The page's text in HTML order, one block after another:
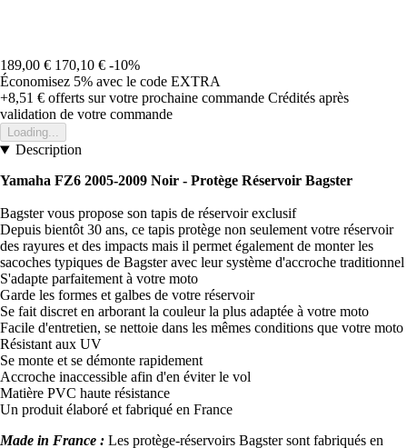
189,00 € 170,10 € -10%
Économisez 5% avec le code EXTRA
+8,51 € offerts sur votre prochaine commande Crédités après
validation de votre commande
Loading...
Description
Yamaha FZ6 2005-2009 Noir - Protège Réservoir Bagster
Bagster vous propose son tapis de réservoir exclusif
Depuis bientôt 30 ans, ce tapis protège non seulement votre réservoir
des rayures et des impacts mais il permet également de monter les
sacoches typiques de Bagster avec leur système d'accroche traditionnel
S'adapte parfaitement à votre moto
Garde les formes et galbes de votre réservoir
Se fait discret en arborant la couleur la plus adaptée à votre moto
Facile d'entretien, se nettoie dans les mêmes conditions que votre moto
Résistant aux UV
Se monte et se démonte rapidement
Accroche inaccessible afin d'en éviter le vol
Matière PVC haute résistance
Un produit élaboré et fabriqué en France
Made in France : Les protège-réservoirs Bagster sont fabriqués en